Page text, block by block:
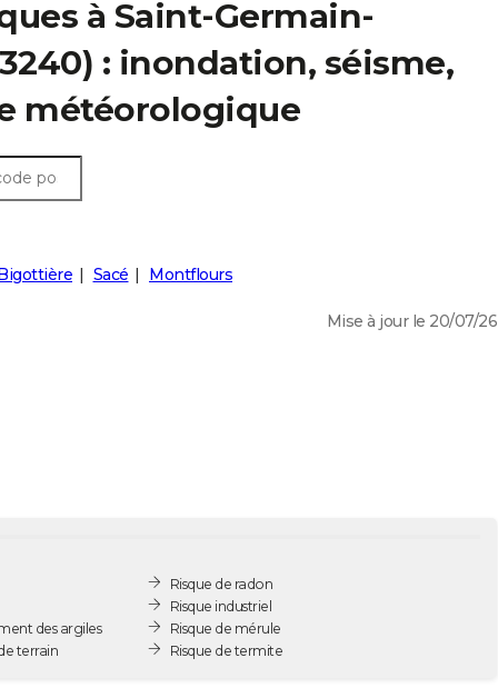
à Saint-Germain-
: inondation, séisme,
météorologique
Sacé Montflours
Mise à jour le 20/07/26
des argiles
terrain
Risque de radon
Risque industriel
Risque de mérule
Risque de termite